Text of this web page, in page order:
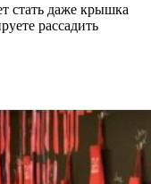
стать даже крышка
рассадить